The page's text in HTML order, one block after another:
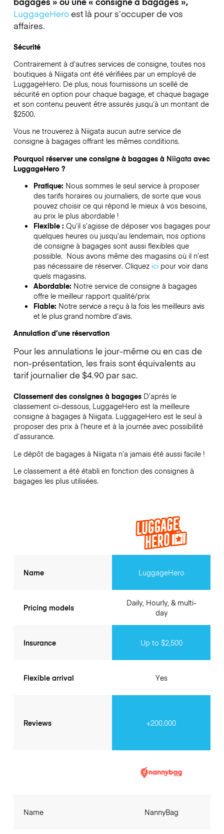
LuggageHeroest là pour s’occuper de vos
affaires.
Sécurité
Contrairement à d’autres services de consigne,toutes nos
boutiques à Niigata ont été vérifiées par un employé de
LuggageHero. De plus, nous fournissons un scellé de
sécurité en option pour chaque bagage, et chaque bagage
et son contenu peuvent être assurés jusqu’à un montant de
$2500.
Vous ne trouverez à Niigata aucun autre service de
consigne à bagages offrant les mêmes conditions.
Pourquoi réserver une consigne à bagages à Niigata avec
LuggageHero ?
Pratique: Nous sommes le seul service à proposer
des tarifs horaires ou journaliers, de sorte que vous
pouvez choisir ce qui répond le mieux à vos besoins,
au prix le plus abordable !
Flexible : Qu’il s’agisse de déposer vos bagages pour
quelques heures ou jusqu’au lendemain, nos options
de consigne à bagages sont aussi flexibles que
possible. Nous avons même des magasins où il n’est
pas nécessaire de réserver. Cliquez icipour voir dans
quels magasins.
Abordable: Notre service de consigne à bagages
offre le meilleur rapport qualité/prix
Fiable: Notre service a reçu à la fois les meilleurs avis
et le plus grand nombre d’avis.
Annulation d’une réservation
Pour les annulations le jour-même ou en cas de
non-présentation, les frais sont équivalents au
tarif journalier de $4.90 par sac.
Classement des consignes à bagages D’après le
classement ci-dessous, LuggageHero est la meilleure
consigne à bagages à Niigata. LuggageHero est le seul à
proposer des prix à l’heure et à la journée avec possibilité
d’assurance.
Le dépôt de bagages à Niigata n’a jamais été aussi facile !
Le classement a été établi en fonction des consignes à
bagages les plus utilisées.
Name
Pricing models
Insurance
Flexible arrival
Reviews
LuggageHero
Daily, Hourly, & multi-
day
Up to $2,500
Yes
+200.000
Name NannyBag